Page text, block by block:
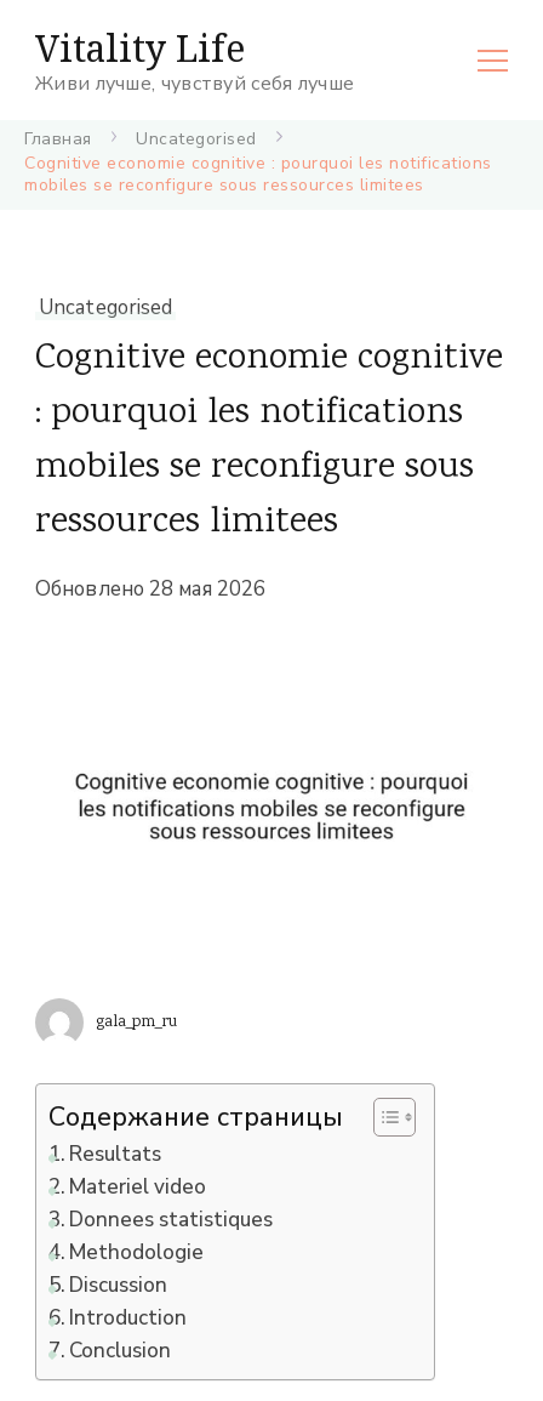
Vitality Life
Живи лучше, чувствуй себя лучше
Главная
Uncategorised
Cognitive economie cognitive : pourquoi les notifications
mobiles se reconfigure sous ressources limitees
Uncategorised
Cognitive economie cognitive
: pourquoi les notifications
mobiles se reconfigure sous
ressources limitees
Обновлено 28 мая 2026
gala_pm_ru
Содержание страницы
Resultats
Materiel video
Donnees statistiques
Methodologie
Discussion
Introduction
Conclusion